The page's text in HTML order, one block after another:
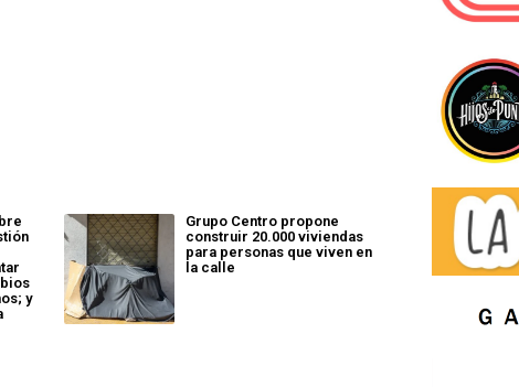
y
Grupo Centro propone
construir 20.000 viviendas
para personas que viven en
la calle